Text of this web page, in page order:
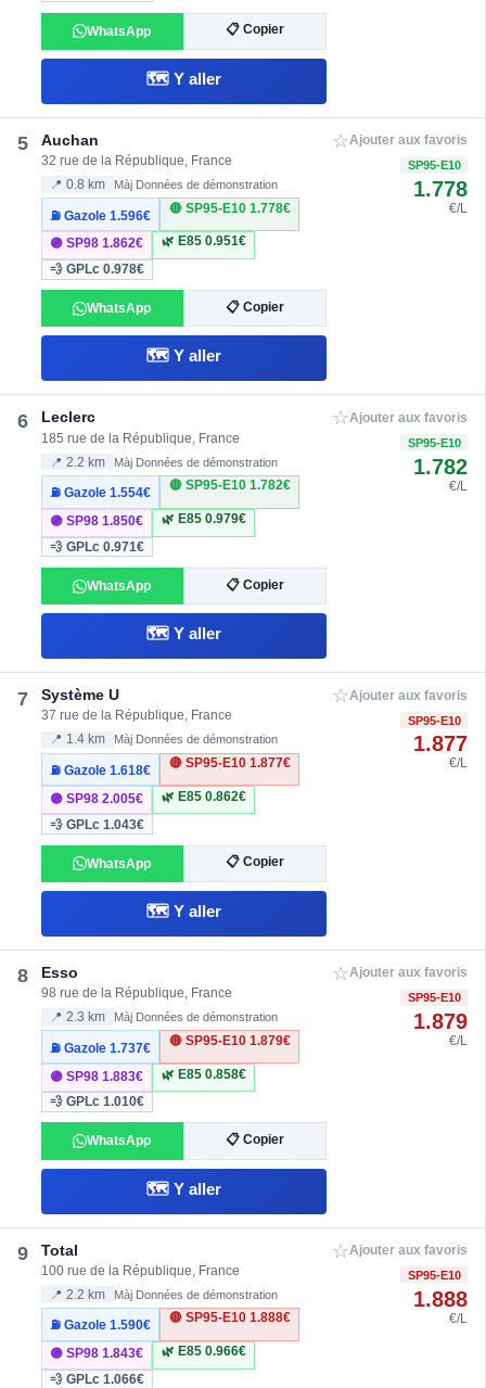
WhatsApp 📋 Copier
🗺️ Y aller
5 Auchan
32 rue de la République, France
📍 0.8 km Màj Données de démonstration
⛽ Gazole1.596€
🔴 SP95-E10 1.778€
🟣 SP981.862€ 🌿 E85 0.951€
💨 GPLc0.978€
WhatsApp 📋 Copier
🗺️ Y aller
☆Ajouter aux favoris
SP95-E10
1.778
€/L
6 Leclerc
185 rue de la République, France
📍 2.2 km Màj Données de démonstration
⛽ Gazole1.554€
🔴 SP95-E10 1.782€
🟣 SP981.850€ 🌿 E85 0.979€
💨 GPLc0.971€
WhatsApp 📋 Copier
🗺️ Y aller
☆Ajouter aux favoris
SP95-E10
1.782
€/L
7 Système U
37 rue de la République, France
📍 1.4 km Màj Données de démonstration
⛽ Gazole1.618€
🔴 SP95-E10 1.877€
🟣 SP982.005€ 🌿 E85 0.862€
💨 GPLc1.043€
WhatsApp 📋 Copier
🗺️ Y aller
☆Ajouter aux favoris
SP95-E10
1.877
€/L
8 Esso
98 rue de la République, France
📍 2.3 km Màj Données de démonstration
⛽ Gazole1.737€
🔴 SP95-E10 1.879€
🟣 SP981.883€ 🌿 E85 0.858€
💨 GPLc1.010€
WhatsApp 📋 Copier
🗺️ Y aller
☆Ajouter aux favoris
SP95-E10
1.879
€/L
9 Total
100 rue de la République, France
📍 2.2 km Màj Données de démonstration
⛽ Gazole1.590€
🔴 SP95-E10 1.888€
🟣 SP981.843€ 🌿 E85 0.966€
💨 GPLc1.066€
☆Ajouter aux favoris
SP95-E10
1.888
€/L